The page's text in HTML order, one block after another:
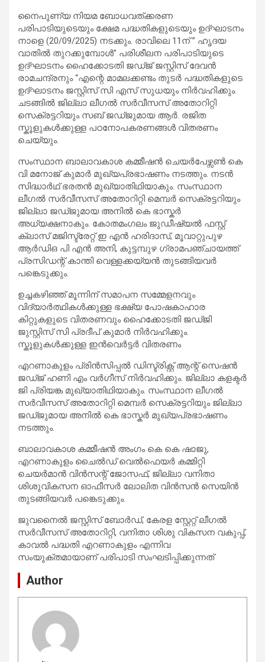
നൈപുണ്യ നിയമ ബോധവത്ക്കരണ
പരിപാടിയുടെയും ക്ഷേമ പദ്ധതികളുടെയും ഉദ്ഘാടനം
നാളെ (20/09/2025) നടക്കും. രാവിലെ 11ന് ” ഹൃദയ
വാതിൽ തുറക്കുമ്പോൾ” പരിശീലന പരിപാടിയുടെ
ഉദ്ഘാടനം ഹൈക്കോടതി ജഡ്ജ് ജസ്റ്റിസ്‌ ദേവൻ
രാമചന്ദ്രനും “എന്റെ മാമലക്കണ്ടം തുടർ പദ്ധതികളുടെ
ഉദ്ഘാടനം ജസ്റ്റിസ് സി എസ് സുധയും നിർവഹിക്കും.
ചടങ്ങിൽ ജില്ലാ ലീഗൽ സർവീസസ് അതോറിറ്റി
സെക്രട്ടറിയും സബ് ജഡ്ജുമായ ആർ. രജിത
സ്കൂളുകൾക്കുള്ള പഠനോപകരണങ്ങൾ വിതരണം
ചെയ്യും.
സംസ്ഥാന ബാലാവകാശ കമ്മീഷൻ ചെയർപേഴ്സൺ കെ
വി മനോജ് കുമാർ മുഖ്യപ്രഭാഷണം നടത്തും. നടൻ
സിദ്ധാർഥ് ഭരതൻ മുഖ്യാതിഥിയാകും. സംസ്ഥാന
ലീഗൽ സർവീസസ് അതോറിറ്റി മെമ്പർ സെക്രട്ടറിയും
ജില്ലാ ജഡ്ജുമായ അനിൽ കെ ഭാസ്കർ
അധ്യക്ഷനാകും. കോതമംഗലം ജുഡീഷ്യൽ ഫസ്റ്റ്
ക്ലാസ് മജിസ്ട്രേറ്റ് ഇ എൻ ഹരിദാസ്, മൂവാറ്റുപുഴ
ആർഡിഒ പി എൻ അനി, കുട്ടമ്പുഴ ഗ്രാമപഞ്ചായത്ത്
പ്രസിഡന്റ് കാന്തി വെള്ളക്കയ്യൻ തുടങ്ങിയവർ
പങ്കെടുക്കും.
ഉച്ചകഴിഞ്ഞ് മൂന്നിന് സമാപന സമ്മേളനവും
വിദ്യാർത്ഥികൾക്കുള്ള ഭക്ഷ്യ പോഷകാഹാര
കിറ്റുകളുടെ വിതരണവും ഹൈക്കോടതി ജഡ്ജി
ജുസ്റ്റിസ്‌ സി പ്രദീപ് കുമാർ നിർവഹിക്കും.
സ്കൂളുകൾക്കുള്ള ഇൻവെർട്ടർ വിതരണം
എറണാകുളം പ്രിൻസിപ്പൽ ഡിസ്ട്രിക്റ്റ് ആന്റ് സെഷൻ
ജഡ്ജ് ഹണി എം വർഗീസ് നിർവഹിക്കും. ജില്ലാ കളക്ടർ
ജി പ്രിയങ്ക മുഖ്യാതിഥിയാകും. സംസ്ഥാന ലീഗൽ
സർവീസസ് അതോറിറ്റി മെമ്പർ സെക്രട്ടറിയും ജില്ലാ
ജഡ്ജുമായ അനിൽ കെ ഭാസ്കർ മുഖ്യപ്രഭാഷണം
നടത്തും.
ബാലാവകാശ കമ്മീഷൻ അംഗം കെ കെ ഷാജു,
എറണാകുളം ചൈൽഡ് വെൽഫെയർ കമ്മിറ്റി
ചെയർമാൻ വിൻസന്റ് ജോസഫ്, ജില്ലാ വനിതാ
ശിശുവികസന ഓഫീസർ ലോലിത വിൻസൻ സെയിൻ
തുടങ്ങിയവർ പങ്കെടുക്കും.
ജുവനൈൽ ജസ്റ്റിസ് ബോർഡ്, കേരള സ്റ്റേറ്റ് ലീഗൽ
സർവീസസ് അതോറിറ്റി, വനിതാ ശിശു വികസന വകുപ്പ്,
കാവൽ പദ്ധതി എറണാകുളം എന്നിവ
സംയുക്തമായാണ് പരിപാടി സംഘടിപ്പിക്കുന്നത്
Author